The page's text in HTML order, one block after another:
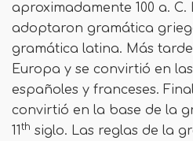
aproximadamente 100 a. C.
adoptaron gramática
gramática latina. Más
Europa y se convirtió en
españoles y franceses.
convirtió en la base de la
11th siglo. Las reglas de la